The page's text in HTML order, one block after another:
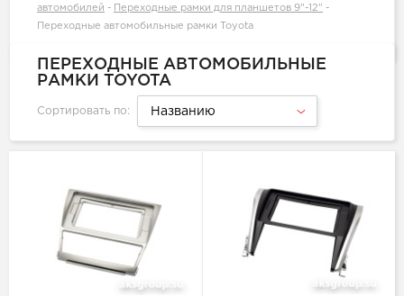
автомобилей - Переходные рамки для планшетов 9"-12" -
Переходные автомобильные рамки Toyota
ПЕРЕХОДНЫЕ АВТОМОБИЛЬНЫЕ
РАМКИ TOYOTA
Сортировать по: Названию